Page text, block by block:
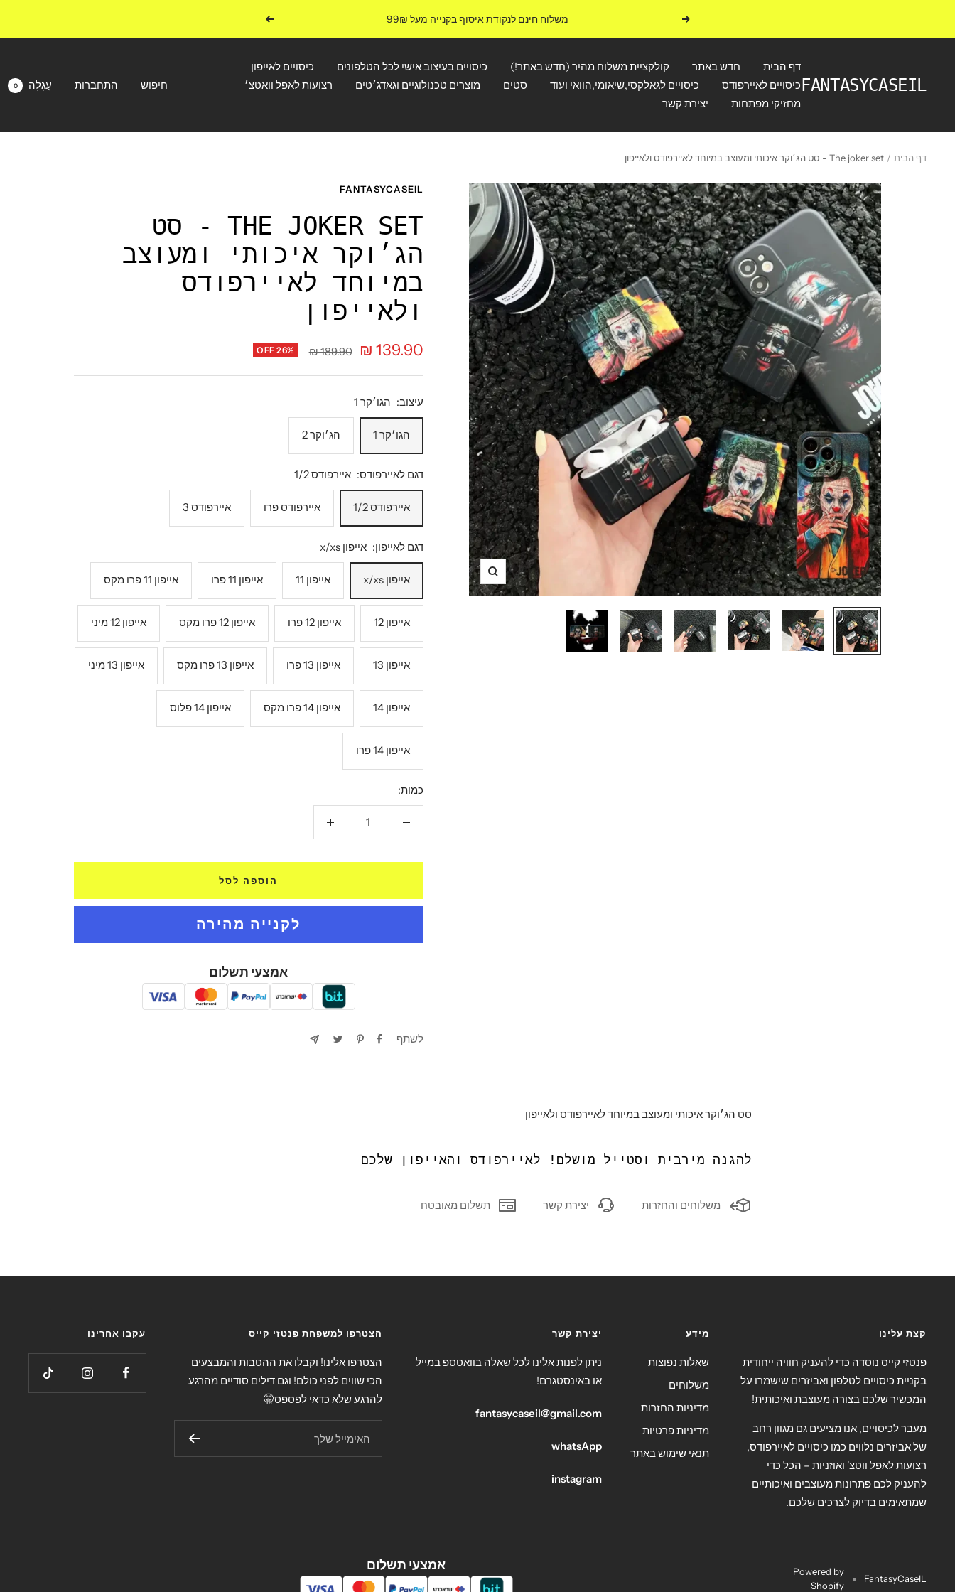
הקודם משלוח חינם לנקודת איסוף בקנייה מעל 99₪ הבא
דף הבית חדש באתר קולקציית משלוח מהיר (חדש באתר!) כיסויים בעיצוב אישי לכל הטלפונים
כיסויים לאייפון
כיסויים לאיירפודס
כיסויים לגאלקסי,שיאומי,הוואי ועוד סטים מוצרים טכנולוגיים וגאדג׳טים
רצועות לאפל וואטצ׳
מחזיקי מפתחות
יצירת קשר
FANTASYCASEIL חיפוש התחברות עֲגָלָה 0
דף הבית The joker set - סט הג׳וקר איכותי ומעוצב במיוחד לאיירפודס ולאייפון
תקריב
FANTASYCASEIL
THE JOKER SET - סט
הג׳וקר איכותי ומעוצב
במיוחד לאיירפודס
ולאייפון
מחיר
מבצע
139.90 ₪
מחיר
189.90 ₪
OFF 26%
עיצוב: הגו׳קר 1
הגו׳קר 1 הג׳וקר 2
דגם לאיירפודס: איירפודס 1/2
איירפודס 1/2 איירפודס פרו איירפודס 3
דגם לאייפון: אייפון x/xs
אייפון x/xs אייפון 11 אייפון 11 פרו אייפון 11 פרו מקס
אייפון 12 אייפון 12 פרו אייפון 12 פרו מקס אייפון 12 מיני
אייפון 13 אייפון 13 פרו אייפון 13 פרו מקס אייפון 13 מיני
אייפון 14 אייפון 14 פרו מקס אייפון 14 פלוס
אייפון 14 פרו
כמות:
הגדל
הוספה לסל
אמצעי תשלום
לשתף
סט הג׳וקר איכותי ומעוצב במיוחד לאיירפודס ולאייפון
להגנה מירבית וסטייל מושלם! לאיירפודס והאייפון שלכם
משלוחים והחזרות יצירת קשר תשלום מאובטח
קצת עלינו
פנטזי קייס נוסדה כדי להעניק חוויה ייחודית
בקניית כיסויים לטלפון ואביזרים שישמרו על
המכשיר שלכם בצורה מעוצבת ואיכותית!
מעבר לכיסויים, אנו מציעים גם מגוון רחב
של אביזרים נלווים כמו כיסויים לאיירפודס,
רצועות לאפל ווטצ' ואוזניות – הכל כדי
להעניק לכם פתרונות מעוצבים ואיכותיים
שמתאימים בדיוק לצרכים שלכם.
מידע
שאלות נפוצות
משלוחים
מדיניות החזרות
מדיניות פרטיות
תנאי שימוש באתר
יצירת קשר
ניתן לפנות אלינו לכל שאלה בוואטספ במייל
או באינסטגרם!
fantasycaseil@gmail.com
whatsApp
instagram
הצטרפו למשפחת פנטזי קייס
הצטרפו אלינו! וקבלו את ההטבות והמבצעים
הכי שווים לפני כולם! וגם דילים סודיים מהרגע
להרגע שלא כדאי לפספס🤫
האימייל שלך
עקבו אחרינו
FantasyCaseIL
Powered by
Shopify
אמצעי תשלום